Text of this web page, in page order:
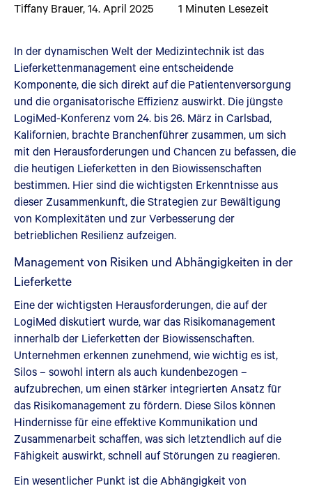
Tiffany Brauer,14. April 2025 1 Minuten Lesezeit
In der dynamischen Welt der Medizintechnik ist das
Lieferkettenmanagement eine entscheidende
Komponente, die sich direkt auf die Patientenversorgung
und die organisatorische Effizienz auswirkt. Die jüngste
LogiMed-Konferenz vom 24. bis 26. März in Carlsbad,
Kalifornien, brachte Branchenführer zusammen, um sich
mit den Herausforderungen und Chancen zu befassen, die
die heutigen Lieferketten in den Biowissenschaften
bestimmen. Hier sind die wichtigsten Erkenntnisse aus
dieser Zusammenkunft, die Strategien zur Bewältigung
von Komplexitäten und zur Verbesserung der
betrieblichen Resilienz aufzeigen.
Management von Risiken und Abhängigkeiten in der
Lieferkette
Eine der wichtigsten Herausforderungen, die auf der
LogiMed diskutiert wurde, war das Risikomanagement
innerhalb der Lieferketten der Biowissenschaften.
Unternehmen erkennen zunehmend, wie wichtig es ist,
Silos – sowohl intern als auch kundenbezogen –
aufzubrechen, um einen stärker integrierten Ansatz für
das Risikomanagement zu fördern. Diese Silos können
Hindernisse für eine effektive Kommunikation und
Zusammenarbeit schaffen, was sich letztendlich auf die
Fähigkeit auswirkt, schnell auf Störungen zu reagieren.
Ein wesentlicher Punkt ist die Abhängigkeit von